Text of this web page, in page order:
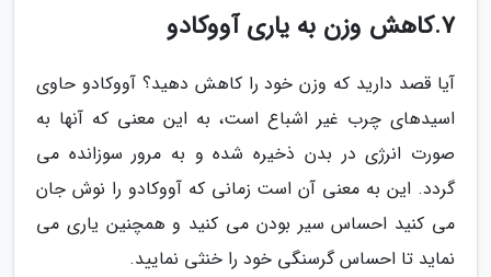
7.کاهش وزن به یاری آووکادو
آیا قصد دارید که وزن خود را کاهش دهید؟ آووکادو حاوی
اسیدهای چرب غیر اشباع است، به این معنی که آنها به
صورت انرژی در بدن ذخیره شده و به مرور سوزانده می
گردد. این به معنی آن است زمانی که آووکادو را نوش جان
می کنید احساس سیر بودن می کنید و همچنین یاری می
نماید تا احساس گرسنگی خود را خنثی نمایید.